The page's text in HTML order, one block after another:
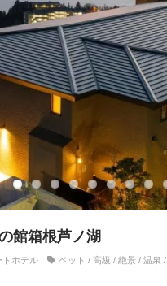
館箱根芦ノ湖
トホテル ペット / 高級 / 絶景 / 温泉 /